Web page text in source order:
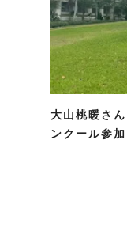
大山桃暖さ
ンクール参